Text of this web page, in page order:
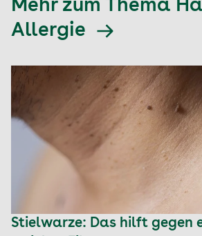
Mehr zum Thema
Allergie
Stielwarze: Das hilft gegen